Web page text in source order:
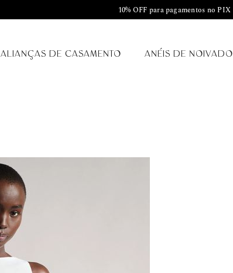
10% OFF para pagamentos no PIX
ALIANÇAS DE CASAMENTO ANÉIS DE NOIVADO